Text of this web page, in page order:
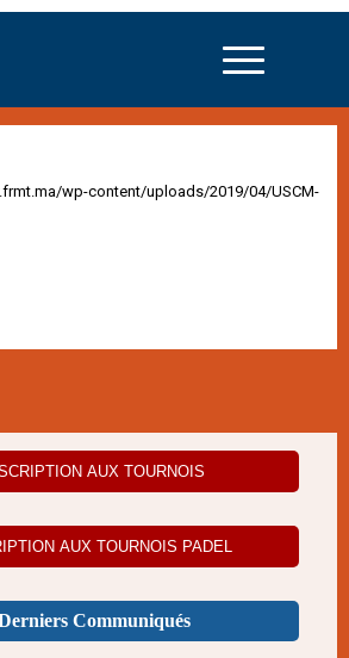
wp-content/uploads/2019/04/USCM-
AUX TOURNOIS
AUX TOURNOIS PADEL
Communiqués